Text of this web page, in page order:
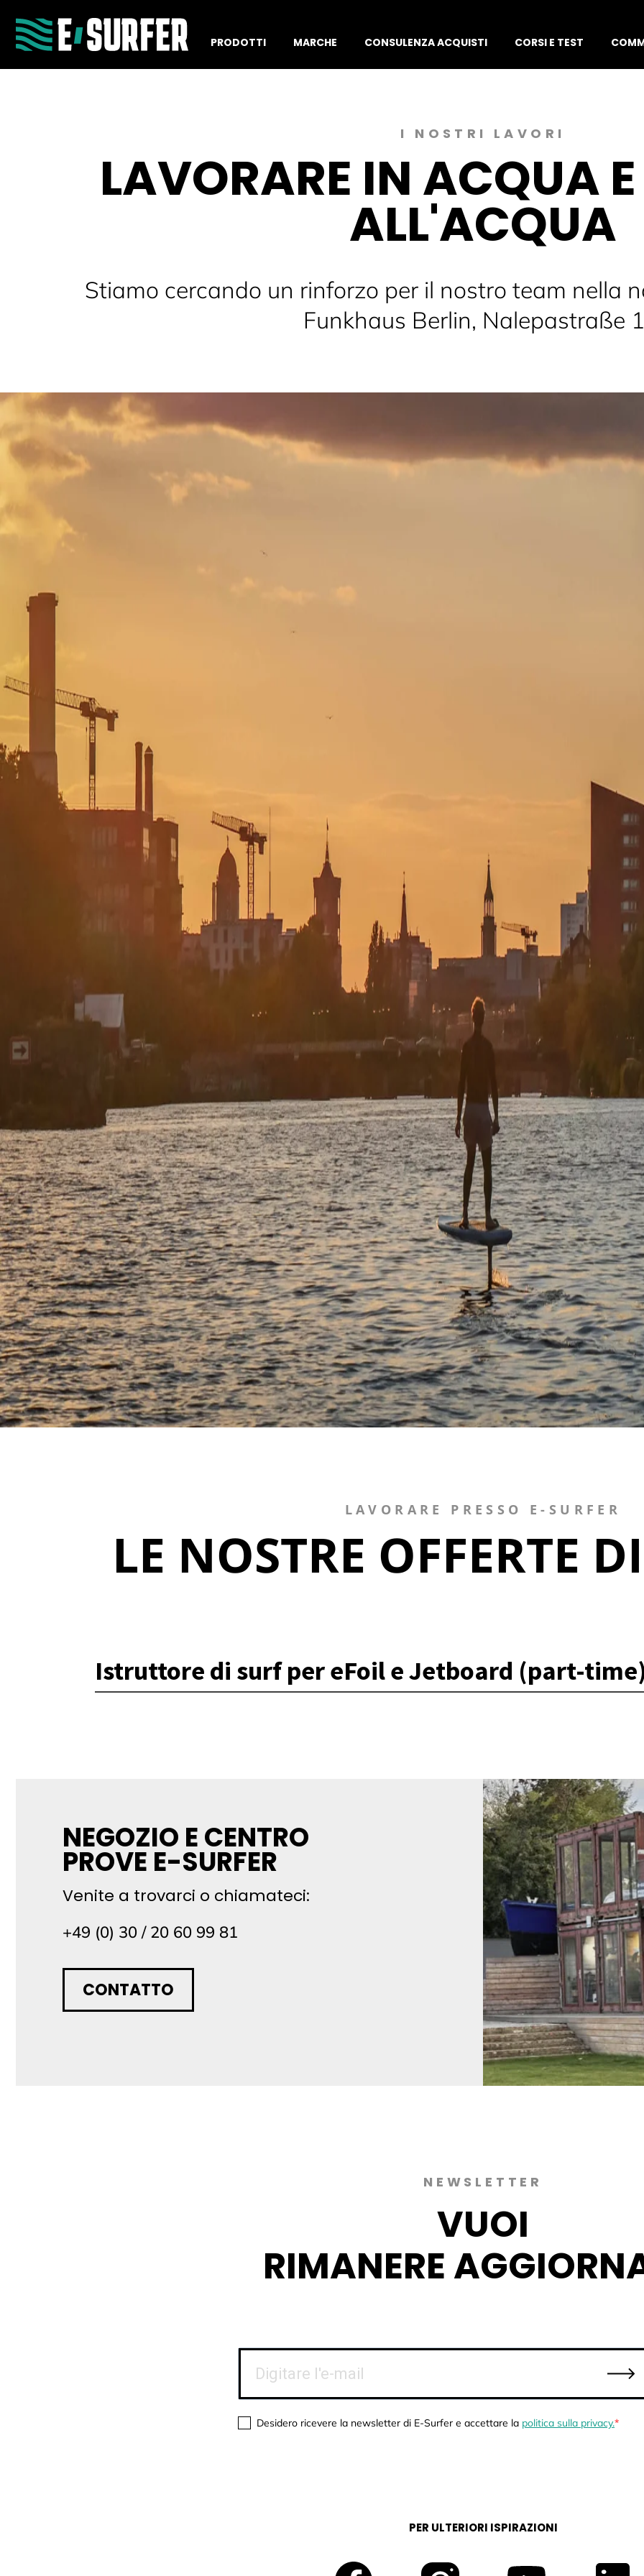
PRODOTTI MARCHE CONSULENZA ACQUISTI CORSI E TEST
I NOSTRI LAVORI
LAVORARE IN ACQUA
ALL'ACQUA
Stiamo cercando un rinforzo per il nostro team nella
Funkhaus Berlin, Nalepastraße
LAVORARE PRESSO E-SURFER
LE NOSTRE OFFERTE
Istruttore di surf per eFoil e Jetboard (part-
NEGOZIO E CENTRO
PROVE E-SURFER
Venite a trovarci o chiamateci:
+49 (0) 30 / 20 60 99 81
CONTATTO
NEWSLETTER
VUOI
RIMANERE
Desidero ricevere la newsletter di E-Surfer e accettare la politica sulla privacy.
PER ULTERIORI ISPIRAZIONI